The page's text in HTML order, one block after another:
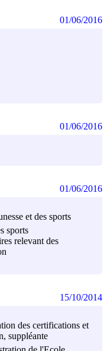
01/06/2016
01/06/2016
et des sports
sports
relevant des
01/06/2016
des certifications et
suppléante
15/10/2014